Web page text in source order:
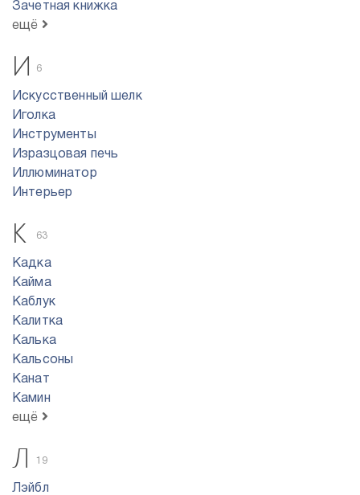
Зачетная книжка
ещё
И 6
Искусственный шелк
Иголка
Инструменты
Изразцовая печь
Иллюминатор
Интерьер
К 63
Кадка
Кайма
Каблук
Калитка
Калька
Кальсоны
Канат
Камин
ещё
Л 19
Лэйбл